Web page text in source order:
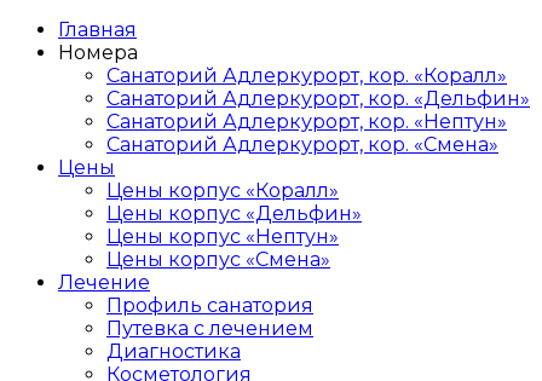
Главная
Номера
Санаторий Адлеркурорт, кор. «Коралл»
Санаторий Адлеркурорт, кор. «Дельфин»
Санаторий Адлеркурорт, кор. «Нептун»
Санаторий Адлеркурорт, кор. «Смена»
Цены
Цены корпус «Коралл»
Цены корпус «Дельфин»
Цены корпус «Нептун»
Цены корпус «Смена»
Лечение
Профиль санатория
Путевка с лечением
Диагностика
Косметология